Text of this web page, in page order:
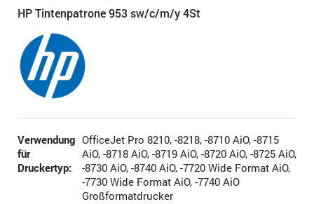
HP Tintenpatrone 953 sw/c/m/y 4St
Verwendung
für
Druckertyp:
OfficeJet Pro 8210, -8218, -8710 AiO, -8715
AiO, -8718 AiO, -8719 AiO, -8720 AiO, -8725 AiO,
-8730 AiO, -8740 AiO, -7720 Wide Format AiO,
-7730 Wide Format AiO, -7740 AiO
Großformatdrucker